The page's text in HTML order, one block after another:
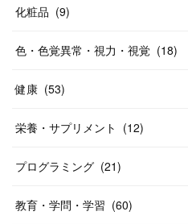
化粧品 (9)
色・色覚異常・視力・視覚 (18)
健康 (53)
栄養・サプリメント (12)
プログラミング (21)
教育・学問・学習 (60)